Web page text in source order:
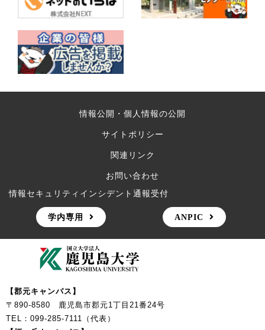
情報公開・個人情報の公開
サイトポリシー
関連リンク
お問い合わせ
情報セキュリティインシデント通報受付
学内専用 ANPIC
【郡元キャンパス】
〒890-8580 鹿児島市郡元1丁目21番24号
TEL：099-285-7111（代表）